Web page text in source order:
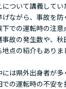
ついて講義して
ながら、事故を防
での運転時の注意
故の発生数や、
点の紹介もありま
は県外出身者が多
の運転時の不安